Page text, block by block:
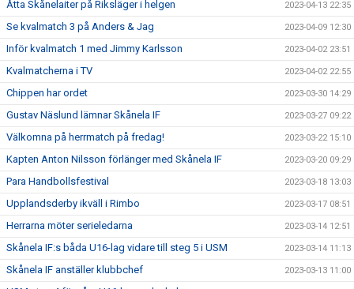
Åtta Skånelaiter på Riksläger i helgen 2023-04-13 22:35
Se kvalmatch 3 på Anders & Jag 2023-04-09 12:30
Inför kvalmatch 1 med Jimmy Karlsson 2023-04-02 23:51
Kvalmatcherna i TV 2023-04-02 22:55
Chippen har ordet 2023-03-30 14:29
Gustav Näslund lämnar Skånela IF 2023-03-27 09:22
Välkomna på herrmatch på fredag! 2023-03-22 15:10
Kapten Anton Nilsson förlänger med Skånela IF 2023-03-20 09:29
Para Handbollsfestival 2023-03-18 13:03
Upplandsderby ikväll i Rimbo 2023-03-17 08:51
Herrarna möter serieledarna 2023-03-14 12:51
Skånela IF:s båda U16-lag vidare till steg 5 i USM 2023-03-14 11:13
Skånela IF anställer klubbchef 2023-03-13 11:00